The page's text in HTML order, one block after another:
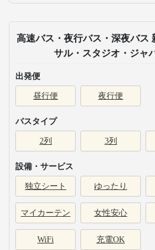
高速バス・夜行バス・深夜バス
サル・スタジオ・ジャ
出発便
昼行便 夜行便
バスタイプ
2列 3列
設備・サービス
独立シート ゆったり
マイカーテン 女性安心
WiFi 充電OK